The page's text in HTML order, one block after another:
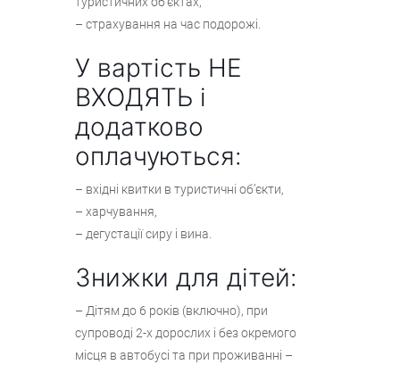
– страхування на час подорожі.
У вартість НЕ
ВХОДЯТЬ і
додатково
оплачуються:
– вхідні квитки в туристичні об’єкти,
– харчування,
– дегустації сиру і вина.
Знижки для дітей:
– Дітям до 6 років (включно), при
супроводі 2-х дорослих і без окремого
місця в автобусі та при проживанні –